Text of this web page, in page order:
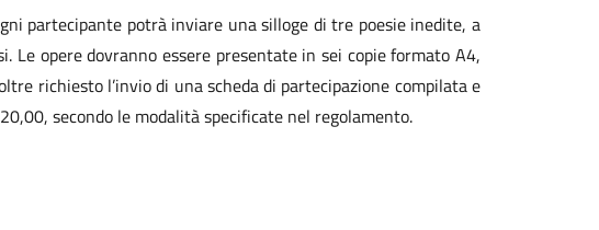
partecipante potrà inviare una silloge di tre poesie inedite, a
Le opere dovranno essere presentate in sei copie formato A4,
richiesto l’invio di una scheda di partecipazione compilata e
secondo le modalità specificate nel regolamento.